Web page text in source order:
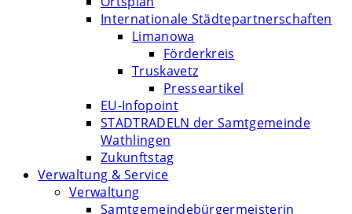
Internationale Städtepartnerschaften
Limanowa
Förderkreis
Truskavetz
Presseartikel
EU-Infopoint
STADTRADELN der Samtgemeinde
Wathlingen
Zukunftstag
Verwaltung & Service
Verwaltung
Samtgemeindebürgermeisterin